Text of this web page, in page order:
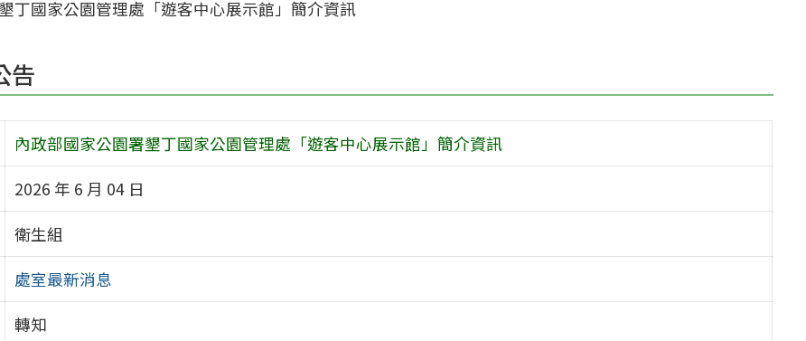
丁國家公園管理處「遊客中心展示館」簡介資訊
告
內政部國家公園署墾丁國家公園管理處「遊客中心展示館」簡介資訊
2026 年 6 月 04 日
衛生組
處室最新消息
轉知